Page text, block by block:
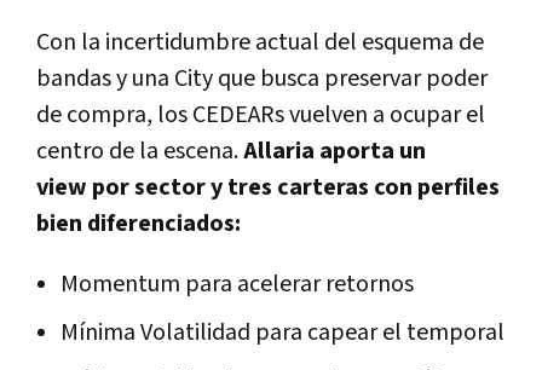
Con la incertidumbre actual del esquema de
bandasy una Cityque busca preservar poder
de compra, losCEDEARsvuelven a ocupar el
centro de la escena.Allaria aporta un
view por sector y tres carteras con perfiles
bien diferenciados:
Momentum para acelerar retornos
Mínima Volatilidad para capear el temporal